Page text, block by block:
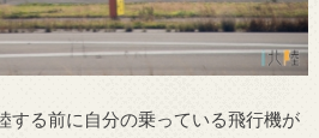
する前に自分の乗っている飛行機が